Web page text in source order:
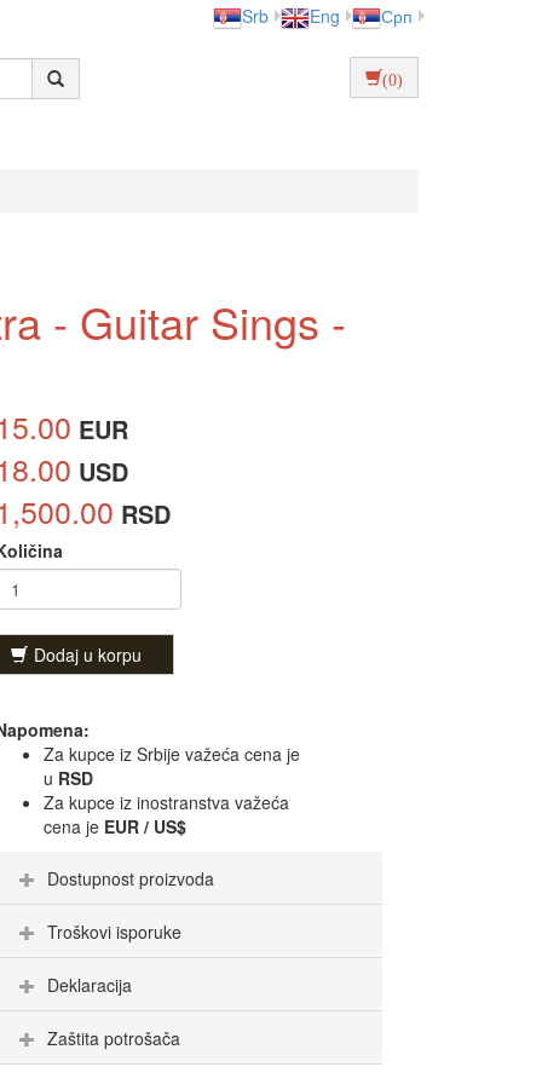
Srb Eng Срп
(0)
- Guitar Sings -
EUR
USD
RSD
Dodaj u korpu
Za kupce iz Srbije važeća cena je
u RSD
Za kupce iz inostranstva važeća
cena je EUR / US$
Dostupnost proizvoda
Troškovi isporuke
Deklaracija
Zaštita potrošača